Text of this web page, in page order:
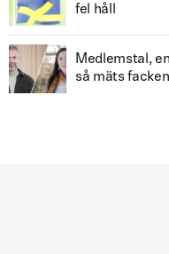
fel håll
Medlemstal,
så mäts